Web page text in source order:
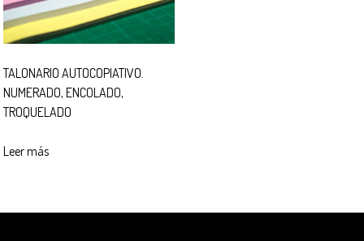
TALONARIO AUTOCOPIATIVO.
NUMERADO, ENCOLADO,
TROQUELADO
Leer más